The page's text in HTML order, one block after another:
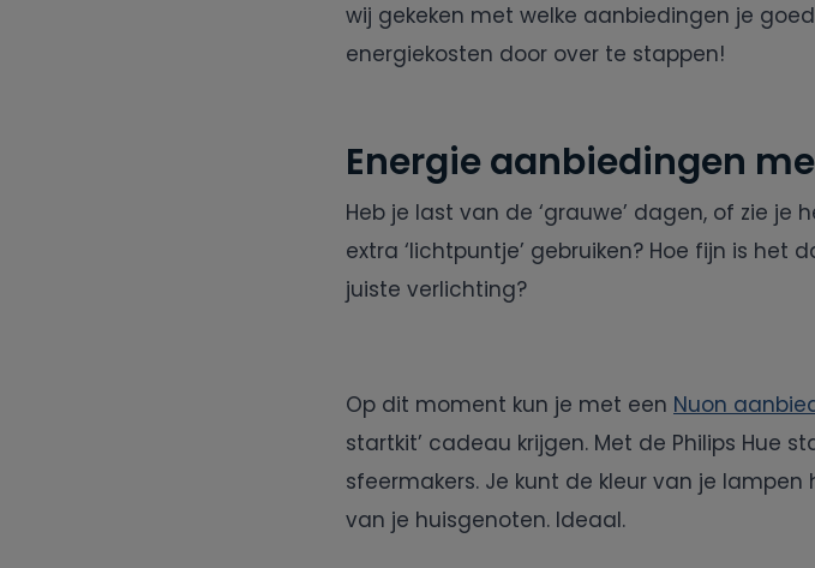
wij gekeken met welke aanbiedingen je
energiekosten door over te stappen!
Energie aanbiedingen
Heb je last van de ‘grauwe’ dagen, of zie
extra ‘lichtpuntje’ gebruiken? Hoe fijn is
juiste verlichting?
Op dit moment kun je met een Nuon
startkit’ cadeau krijgen. Met de Philips Hue
sfeermakers. Je kunt de kleur van je
van je huisgenoten. Ideaal.